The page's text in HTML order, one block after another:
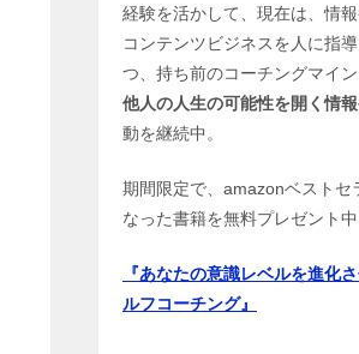
経験を活かして、現在は、情
コンテンツビジネスを人に指
つ、持ち前のコーチングマイン
他人の人生の可能性を開く情
動を継続中。
期間限定で、amazonベストセ
なった書籍を無料プレゼント中
『あなたの意識レベルを進化
ルフコーチング』